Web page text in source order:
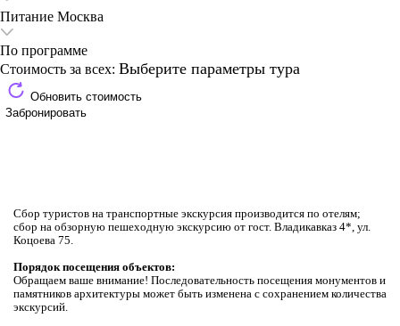
Питание Москва
По программе
Стоимость за всех: Выберите параметры тура
Обновить стоимость
Забронировать
Cбор туристов на транспортные экскурсия производится по отелям;
сбор на обзорную пешеходную экскурсию от гост. Владикавказ 4*, ул.
Коцоева 75.
Порядок посещения объектов:
Обращаем ваше внимание! Последовательность посещения монументов и
памятников архитектуры может быть измененa с сохранением количества
экскурсий.